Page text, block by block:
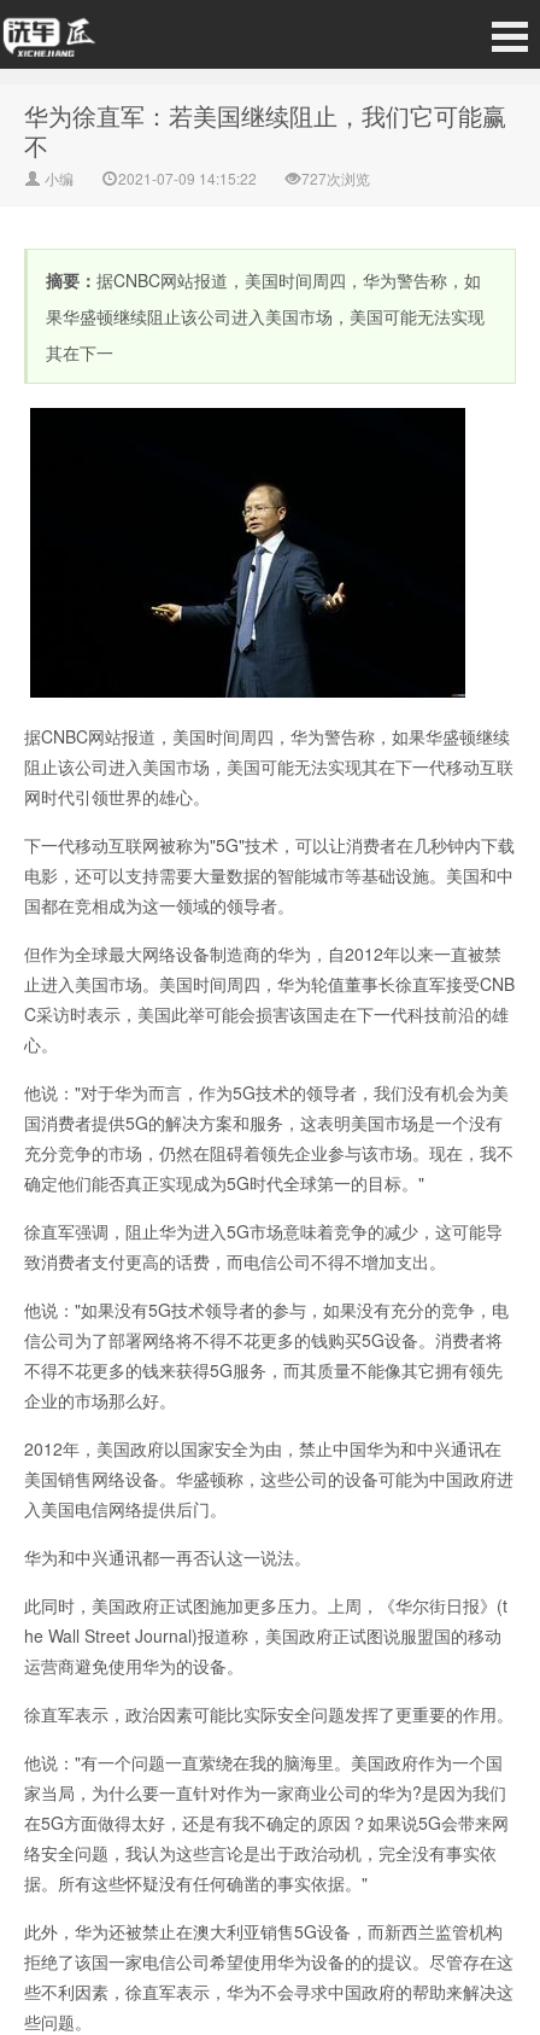
华为徐直军：若美国继续阻止，我们它可能赢
不
小编 2021-07-09 14:15:22 727次浏览
摘要： 据CNBC网站报道，美国时间周四，华为警告称，如
果华盛顿继续阻止该公司进入美国市场，美国可能无法实现
其在下一
据CNBC网站报道，美国时间周四，华为警告称，如果华盛顿继续
阻止该公司进入美国市场，美国可能无法实现其在下一代移动互联
网时代引领世界的雄心。
下一代移动互联网被称为"5G"技术，可以让消费者在几秒钟内下载
电影，还可以支持需要大量数据的智能城市等基础设施。美国和中
国都在竞相成为这一领域的领导者。
但作为全球最大网络设备制造商的华为，自2012年以来一直被禁
止进入美国市场。美国时间周四，华为轮值董事长徐直军接受CNB
C采访时表示，美国此举可能会损害该国走在下一代科技前沿的雄
心。
他说："对于华为而言，作为5G技术的领导者，我们没有机会为美
国消费者提供5G的解决方案和服务，这表明美国市场是一个没有
充分竞争的市场，仍然在阻碍着领先企业参与该市场。现在，我不
确定他们能否真正实现成为5G时代全球第一的目标。"
徐直军强调，阻止华为进入5G市场意味着竞争的减少，这可能导
致消费者支付更高的话费，而电信公司不得不增加支出。
他说："如果没有5G技术领导者的参与，如果没有充分的竞争，电
信公司为了部署网络将不得不花更多的钱购买5G设备。消费者将
不得不花更多的钱来获得5G服务，而其质量不能像其它拥有领先
企业的市场那么好。
2012年，美国政府以国家安全为由，禁止中国华为和中兴通讯在
美国销售网络设备。华盛顿称，这些公司的设备可能为中国政府进
入美国电信网络提供后门。
华为和中兴通讯都一再否认这一说法。
此同时，美国政府正试图施加更多压力。上周，《华尔街日报》(t
he Wall Street Journal)报道称，美国政府正试图说服盟国的移动
运营商避免使用华为的设备。
徐直军表示，政治因素可能比实际安全问题发挥了更重要的作用。
他说："有一个问题一直萦绕在我的脑海里。美国政府作为一个国
家当局，为什么要一直针对作为一家商业公司的华为?是因为我们
在5G方面做得太好，还是有我不确定的原因？如果说5G会带来网
络安全问题，我认为这些言论是出于政治动机，完全没有事实依
据。所有这些怀疑没有任何确凿的事实依据。"
此外，华为还被禁止在澳大利亚销售5G设备，而新西兰监管机构
拒绝了该国一家电信公司希望使用华为设备的的提议。尽管存在这
些不利因素，徐直军表示，华为不会寻求中国政府的帮助来解决这
些问题。